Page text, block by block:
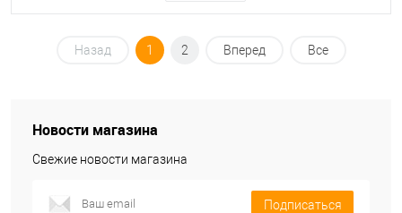
Назад 1 2 Вперед Все
Новости магазина
Свежие новости магазина
Подписаться